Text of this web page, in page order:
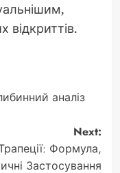
відкриттів.
аналіз
Next:
Формула,
Застосування